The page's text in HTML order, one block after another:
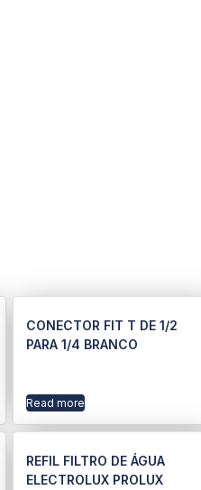
CONECTOR FIT T DE 1/2
PARA 1/4 BRANCO
Read more
REFIL FILTRO DE ÁGUA
ELECTROLUX PROLUX